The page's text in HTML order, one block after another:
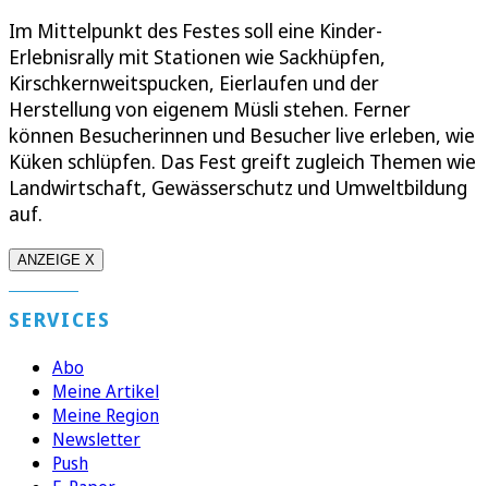
Im Mittelpunkt des Festes soll eine Kinder-
Erlebnisrally mit Stationen wie Sackhüpfen,
Kirschkernweitspucken, Eierlaufen und der
Herstellung von eigenem Müsli stehen. Ferner
können Besucherinnen und Besucher live erleben, wie
Küken schlüpfen. Das Fest greift zugleich Themen wie
Landwirtschaft, Gewässerschutz und Umweltbildung
auf.
ANZEIGE X
SERVICES
Abo
Meine Artikel
Meine Region
Newsletter
Push